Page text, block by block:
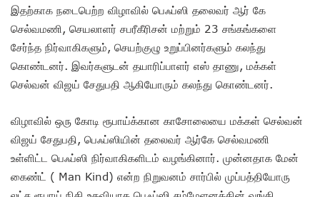
இதற்காக நடைபெற்ற விழாவில் பெஃப்ஸி தலைவர் ஆர் கே
செல்வமணி, செயலாளர் சபரீகீரிசன் மற்றும் 23 சங்கங்களை
சேர்ந்த நிர்வாகிகளும், செயற்குழு உறுப்பினர்களும் கலந்து
கொண்டனர். இவர்களுடன் தயாரிப்பாளர் எஸ் தாணு, மக்கள்
செல்வன் விஜய் சேதுபதி ஆகியோரும் கலந்து கொண்டனர்.
விழாவில் ஒரு கோடி ரூபாய்க்கான காசோலையை மக்கள் செல்வன்
விஜய் சேதுபதி, பெஃப்ஸியின் தலைவர் ஆர்கே செல்வமணி
உள்ளிட்ட பெஃப்ஸி நிர்வாகிகளிடம் வழங்கினார். முன்னதாக மேன்
கைண்ட் ( Man Kind) என்ற நிறுவனம் சார்பில் முப்பத்தியோரு